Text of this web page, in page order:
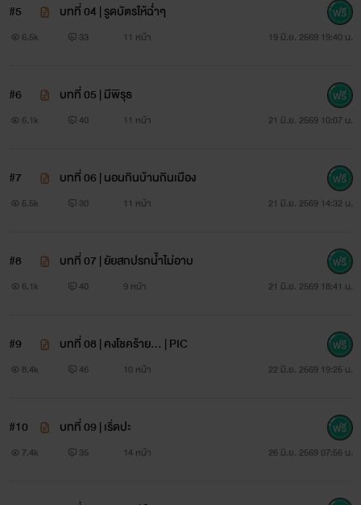
#5 บทที่ 04 | รูดบัตรให้ฉ่ำๆ
6.5k 33 11 หน้า 19 มิ.ย. 2569 19:40 น.
#6 บทที่ 05 | มีพิรุธ
6.1k 40 11 หน้า 21 มิ.ย. 2569 10:07 น.
#7 บทที่ 06 | นอนกินบ้านกินเมือง
5.5k 30 11 หน้า 21 มิ.ย. 2569 14:32 น.
#8 บทที่ 07 | ยัยสกปรกน้ำไม่อาบ
6.1k 40 9 หน้า 21 มิ.ย. 2569 18:41 น.
#9 บทที่ 08 | คงโชคร้าย... | PIC
8.4k 46 10 หน้า 22 มิ.ย. 2569 19:25 น.
#10 บทที่ 09 | เริ่ดปะ
7.4k 35 14 หน้า 26 มิ.ย. 2569 07:56 น.